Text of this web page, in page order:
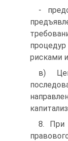
-
рисками
в)
8. При